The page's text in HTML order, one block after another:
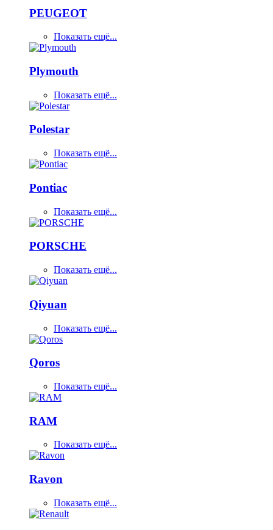
PEUGEOT
Показать ещё...
Plymouth
Показать ещё...
Polestar
Показать ещё...
Pontiac
Показать ещё...
PORSCHE
Показать ещё...
Qiyuan
Показать ещё...
Qoros
Показать ещё...
RAM
Показать ещё...
Ravon
Показать ещё...